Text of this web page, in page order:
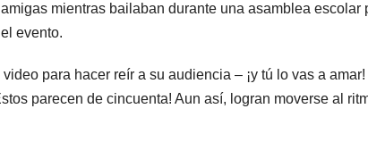
mientras bailaban durante una asamblea escolar
evento.
para hacer reír a su audiencia – ¡y tú lo vas a amar!
parecen de cincuenta! Aun así, logran moverse al